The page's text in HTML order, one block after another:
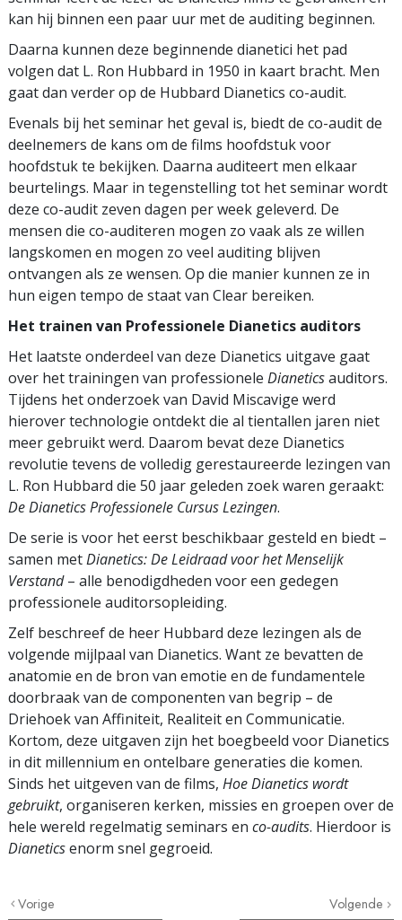
kan hij binnen een paar uur met de auditing beginnen.
Daarna kunnen deze beginnende dianetici het pad
volgen dat L. Ron Hubbard in 1950 in kaart bracht. Men
gaat dan verder op de Hubbard Dianetics co-audit.
Evenals bij het seminar het geval is, biedt de co-audit de
deelnemers de kans om de films hoofdstuk voor
hoofdstuk te bekijken. Daarna auditeert men elkaar
beurtelings. Maar in tegenstelling tot het seminar wordt
deze co-audit zeven dagen per week geleverd. De
mensen die co-auditeren mogen zo vaak als ze willen
langskomen en mogen zo veel auditing blijven
ontvangen als ze wensen. Op die manier kunnen ze in
hun eigen tempo de staat van Clear bereiken.
Het trainen van Professionele Dianetics auditors
Het laatste onderdeel van deze Dianetics uitgave gaat
over het trainingen van professionele Dianeticsauditors.
Tijdens het onderzoek van David Miscavige werd
hierover technologie ontdekt die al tientallen jaren niet
meer gebruikt werd. Daarom bevat deze Dianetics
revolutie tevens de volledig gerestaureerde lezingen van
L. Ron Hubbard die 50 jaar geleden zoek waren geraakt:
De Dianetics Professionele Cursus Lezingen.
De serie is voor het eerst beschikbaar gesteld en biedt –
samen metDianetics: De Leidraad voor het Menselijk
Verstand– alle benodigdheden voor een gedegen
professionele auditorsopleiding.
Zelf beschreef de heer Hubbard deze lezingen als de
volgende mijlpaal van Dianetics. Want ze bevatten de
anatomie en de bron van emotie en de fundamentele
doorbraak van de componenten van begrip – de
Driehoek van Affiniteit, Realiteit en Communicatie.
Kortom, deze uitgaven zijn het boegbeeld voor Dianetics
in dit millennium en ontelbare generaties die komen.
Sinds het uitgeven van de films, Hoe Dianetics wordt
gebruikt, organiseren kerken, missies en groepen over de
hele wereld regelmatig seminars en co-audits. Hierdoor is
Dianeticsenorm snel gegroeid.
Vorige Volgende